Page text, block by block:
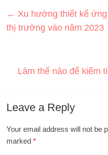
← Xu hướng thiết kế
thị trường vào năm 2023
Làm thế nào để kiếm
Leave a Reply
Your email address will not be
marked*